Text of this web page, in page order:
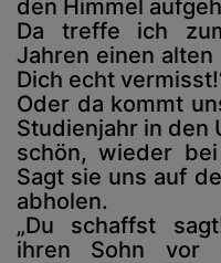
den Himmel
Da treffe ich
Jahren einen alten
Dich echt
Oder da kommt
Studienjahr in den
schön, wieder
Sagt sie uns auf
abholen.
„Du schaffst
ihren Sohn vor